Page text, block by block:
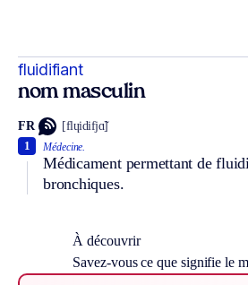
fluidifiant
nom masculin
FR [flɥidifjɑ̃]
Médecine.
Médicament permettant de
bronchiques.
1
À découvrir
Savez-vous ce que signifie le